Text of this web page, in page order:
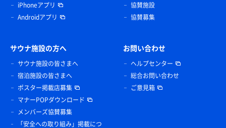
iPhoneアプリ
Androidアプリ
協賛施設
協賛募集
サウナ施設の方へ
サウナ施設の皆さまへ
宿泊施設の皆さまへ
ポスター掲載店募集
マナーPOPダウンロード
メンバーズ協賛募集
「安全への取り組み」掲載につ
お問い合わせ
ヘルプセンター
総合お問い合わせ
ご意見箱